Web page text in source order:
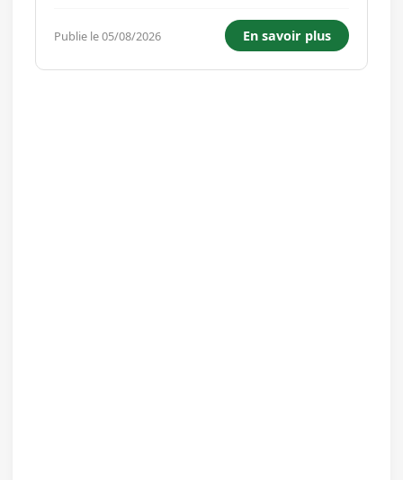
des personnes âgées à domicile. Vos missions
consistent à accompagner des personnes pour
diverses m...
Publie le 05/08/2026 En savoir plus